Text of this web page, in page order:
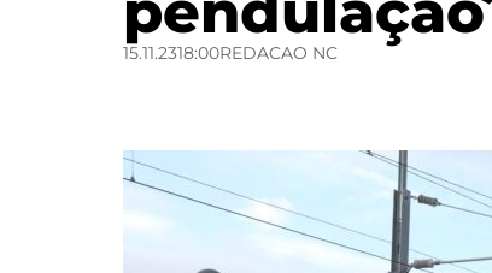
15.11.2318:00REDACAO NC